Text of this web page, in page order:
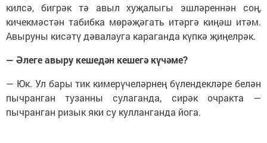
килсә, бигрәк тә авыл хуҗалыгы эшләреннән соң,
кичекмәстән табибка мөрәҗәгать итәргә киңәш итәм.
Авыруны кисәтү дәвалауга караганда күпкә җиңелрәк.
— Әлеге авыру кешедән кешегә күчәме?
— Юк. Ул бары тик кимерүчеләрнең бүлендекләре белән
пычранган тузанны сулаганда, сирәк очракта —
пычранган ризык яки су кулланганда йога.